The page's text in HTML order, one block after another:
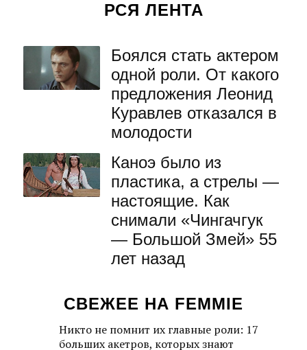
РСЯ ЛЕНТА
Боялся стать актером
одной роли. От какого
предложения Леонид
Куравлев отказался в
молодости
Каноэ было из
пластика, а стрелы —
настоящие. Как
снимали «Чингачгук
— Большой Змей» 55
лет назад
СВЕЖЕЕ НА FEMMIE
Никто не помнит их главные роли: 17
больших акетров, которых знают